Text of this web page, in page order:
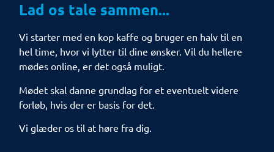
Lad os tale sammen...
Vi starter med en kop kaffe og bruger en halv til en
hel time, hvor vi lytter til dine ønsker. Vil du hellere
mødes online, er det også muligt.
Mødet skal danne grundlag for et eventuelt videre
forløb, hvis der er basis for det.
Vi glæder os til at høre fra dig.